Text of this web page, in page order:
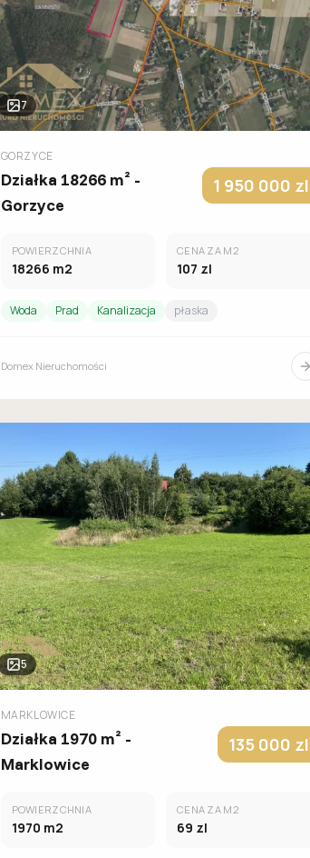
7
GORZYCE
Działka 18266 m² -
Gorzyce
1 950 000 zl
POWIERZCHNIA
18266 m2
CENA ZA M2
107 zl
Woda Prad Kanalizacja płaska
Domex Nieruchomości
5
MARKLOWICE
Działka 1970 m² -
Marklowice
135 000 zl
POWIERZCHNIA
1970 m2
CENA ZA M2
69 zl